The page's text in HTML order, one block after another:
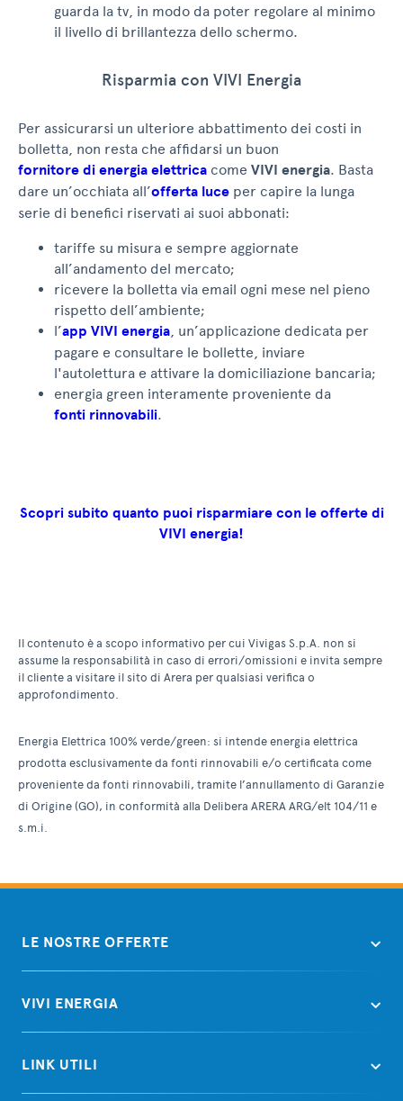
guarda la tv, in modo da poter regolare al minimo
il livello di brillantezza dello schermo.
Risparmia con VIVI Energia
Per assicurarsi un ulteriore abbattimento dei costi in
bolletta, non resta che affidarsi un buon
fornitore di energia elettrica come VIVI energia. Basta
dare un’occhiata all’offerta luce per capire la lunga
serie di benefici riservati ai suoi abbonati:
tariffe su misura e sempre aggiornate
all’andamento del mercato;
ricevere la bolletta via email ogni mese nel pieno
rispetto dell’ambiente;
l’app VIVI energia, un’applicazione dedicata per
pagare e consultare le bollette, inviare
l'autolettura e attivare la domiciliazione bancaria;
energia green interamente proveniente da
fonti rinnovabili.
Scopri subito quanto puoi risparmiare con le offerte di
VIVI energia!
Il contenuto è a scopo informativo per cui Vivigas S.p.A. non si
assume la responsabilità in caso di errori/omissioni e invita sempre
il cliente a visitare il sito di Arera per qualsiasi verifica o
approfondimento.
Energia Elettrica 100% verde/green: si intende energia elettrica
prodotta esclusivamente da fonti rinnovabili e/o certificata come
proveniente da fonti rinnovabili, tramite l’annullamento di Garanzie
di Origine (GO), in conformità alla Delibera ARERA ARG/elt 104/11 e
s.m.i.
LE NOSTRE OFFERTE
VIVI ENERGIA
LINK UTILI